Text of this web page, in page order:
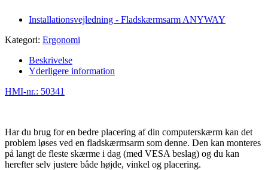
Installationsvejledning - Fladskærmsarm ANYWAY
Kategori: Ergonomi
Beskrivelse
Yderligere information
HMI-nr.: 50341
Har du brug for en bedre placering af din computerskærm kan det
problem løses ved en fladskærmsarm som denne. Den kan monteres
på langt de fleste skærme i dag (med VESA beslag) og du kan
herefter selv justere både højde, vinkel og placering.